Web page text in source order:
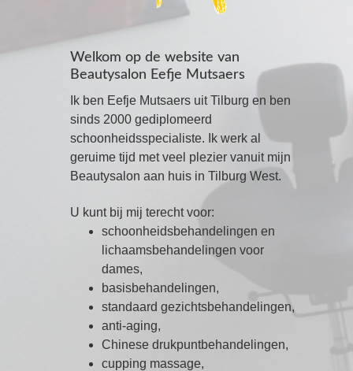
Welkom op de website van
Beautysalon Eefje Mutsaers
Ik ben Eefje Mutsaers uit Tilburg en ben
sinds 2000 gediplomeerd
schoonheidsspecialiste. Ik werk al
geruime tijd met veel plezier vanuit mijn
Beautysalon aan huis in Tilburg West.
U kunt bij mij terecht voor:
schoonheidsbehandelingen en
lichaamsbehandelingen voor
dames,
basisbehandelingen,
standaard gezichtsbehandelingen,
anti-aging,
Chinese drukpuntbehandelingen,
cupping massage,